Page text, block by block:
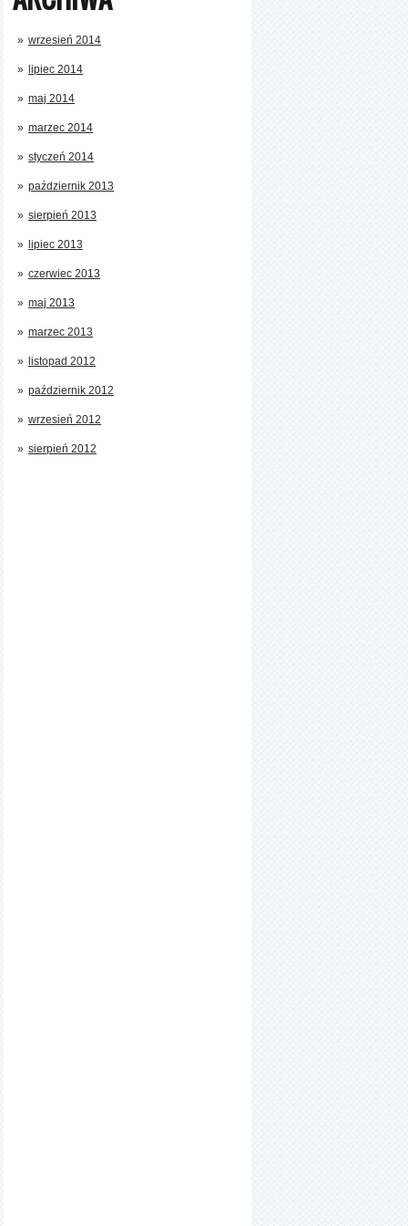
wrzesień 2014
lipiec 2014
maj 2014
marzec 2014
styczeń 2014
październik 2013
sierpień 2013
lipiec 2013
czerwiec 2013
maj 2013
marzec 2013
listopad 2012
październik 2012
wrzesień 2012
sierpień 2012